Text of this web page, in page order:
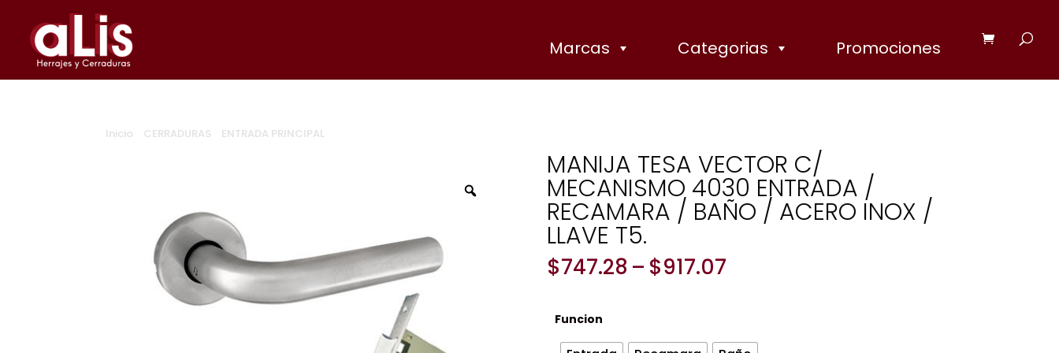
Categorias
Marcas Promociones
Inicio CERRADURAS ENTRADA PRINCIPAL
MANIJA TESA VECTOR C/
MECANISMO 4030 ENTRADA /
RECAMARA / BAÑO / ACERO INOX /
LLAVE T5.
$747.28 – $917.07Price
$917.07
Funcion